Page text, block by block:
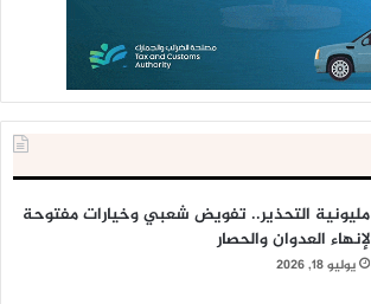
مليونية التحذير.. تفويض شعبي وخيارات مفتوحة
لإنهاء العدوان والحصار
يوليو 18, 2026